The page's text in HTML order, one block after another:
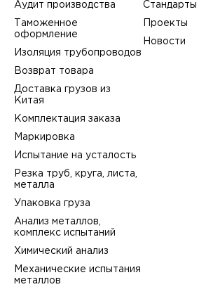
Аудит производства
Таможенное
оформление
Изоляция трубопроводов
Возврат товара
Доставка грузов из
Китая
Комплектация заказа
Маркировка
Испытание на усталость
Резка труб, круга, листа,
металла
Упаковка груза
Анализ металлов,
комплекс испытаний
Химический анализ
Механические испытания
металлов
Стандарты
Проекты
Новости